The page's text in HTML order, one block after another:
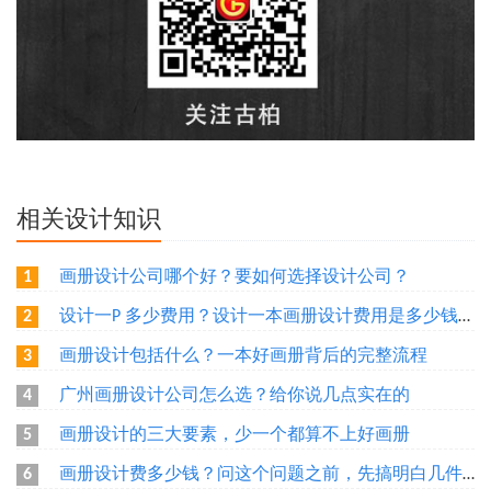
相关设计知识
1 画册设计公司哪个好？要如何选择设计公司？
2 设计一P 多少费用？设计一本画册设计费用是多少钱？广州做一本画册需要多少钱？
3 画册设计包括什么？一本好画册背后的完整流程
4 广州画册设计公司怎么选？给你说几点实在的
5 画册设计的三大要素，少一个都算不上好画册
6 画册设计费多少钱？问这个问题之前，先搞明白几件事